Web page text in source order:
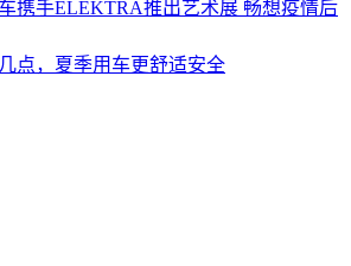
携手ELEKTRA推出艺术展 畅想疫情后
点，夏季用车更舒适安全